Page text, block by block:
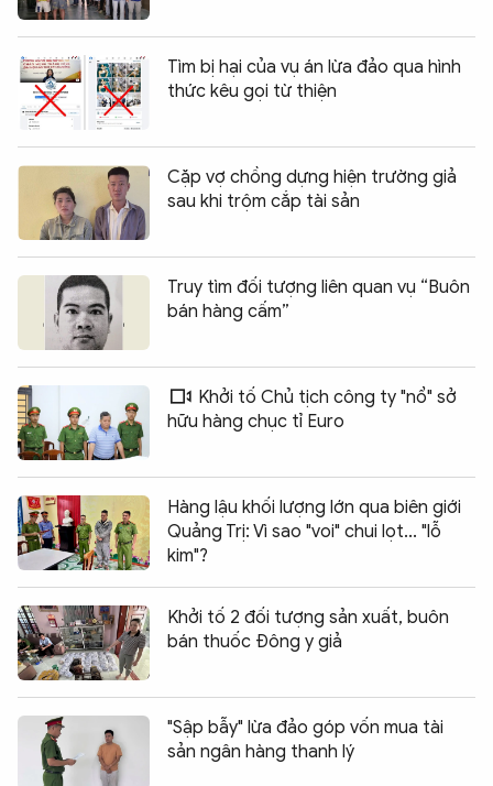
Tìm bị hại của vụ án lừa đảo qua hình
thức kêu gọi từ thiện
Cặp vợ chồng dựng hiện trường giả
sau khi trộm cắp tài sản
Truy tìm đối tượng liên quan vụ “Buôn
bán hàng cấm”
Khởi tố Chủ tịch công ty "nổ" sở
hữu hàng chục tỉ Euro
Hàng lậu khối lượng lớn qua biên giới
Quảng Trị: Vì sao "voi" chui lọt... "lỗ
kim"?
Khởi tố 2 đối tượng sản xuất, buôn
bán thuốc Đông y giả
"Sập bẫy" lừa đảo góp vốn mua tài
sản ngân hàng thanh lý